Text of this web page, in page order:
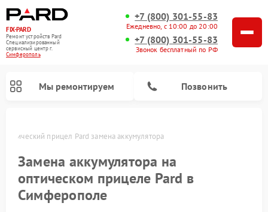
FIX-PARD
Ремонт устройств Pard
Специализированный
cервисный центр г.
Симферополь
+7 (800) 301-55-83
Ежедневно, с 10:00 до 20:00
+7 (800) 301-55-83
Звонок бесплатный по РФ
Мы ремонтируем Позвонить
Оптический прицел Pard замена аккумулятора
Замена аккумулятора на
оптическом прицеле Pard в
Симферополе